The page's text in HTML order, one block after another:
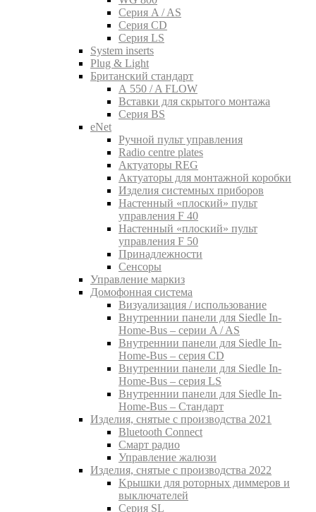
Серия A / AS
Серия CD
Серия LS
System inserts
Plug & Light
Британский стандарт
A 550 / A FLOW
Вставки для скрытого монтажа
Серия BS
eNet
Pучной пульт управления
Radio centre plates
Актуаторы REG
Актуаторы для монтажной коробки
Изделия системных приборов
Настенный «плоский» пульт
управления F 40
Настенный «плоский» пульт
управления F 50
Принадлежности
Сенсоры
Управление маркиз
Домофонная система
Визуализация / использование
Внутреннии панели для Siedle In-
Home-Bus – серии A / AS
Внутреннии панели для Siedle In-
Home-Bus – серия CD
Внутреннии панели для Siedle In-
Home-Bus – серия LS
Внутреннии панели для Siedle In-
Home-Bus – Стандарт
Изделия, снятые с производства 2021
Bluetooth Connect
Смарт радио
Управление жалюзи
Изделия, снятые с производства 2022
Kрышки для роторных диммеров и
выключателей
Серия SL